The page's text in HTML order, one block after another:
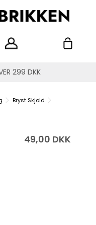
299 DKK
Bryst Skjold
49,00 DKK